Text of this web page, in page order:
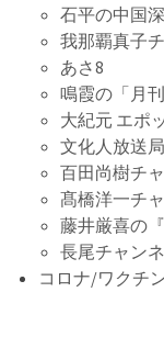
石平の中国
我那覇真子
あさ8
鳴霞の「月
大紀元 エポ
文化人放送局
百田尚樹チ
髙橋洋一チ
藤井厳喜の
長尾チャン
コロナ/ワクチ